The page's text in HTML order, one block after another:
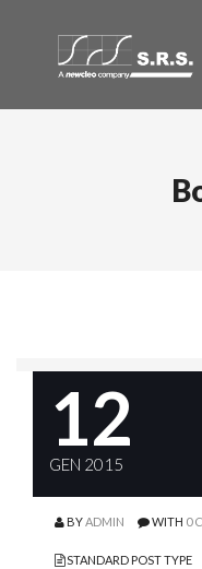
12
GEN 2015
BYADMIN WITH 0
STANDARD POST TYPE